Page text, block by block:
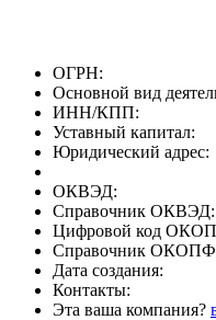
ОГРН:
Основной вид
ИНН/КПП:
Уставный капитал:
Юридический адрес:
ОКВЭД:
Справочник ОКВЭД:
Цифровой код
Справочник
Дата создания:
Контакты:
Эта ваша компания?